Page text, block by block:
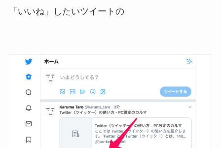
「いいね」したいツイートの